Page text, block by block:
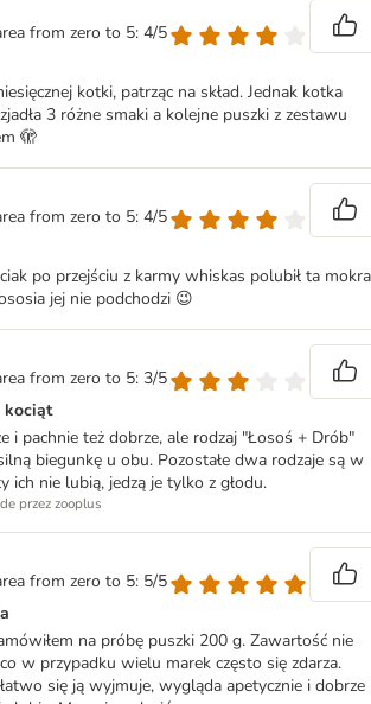
from zero to 5: 4/5
kotki, patrząc na skład. Jednak kotka
3 różne smaki a kolejne puszki z zestawu
🫣
from zero to 5: 4/5
po przejściu z karmy whiskas polubił ta mokra
jej nie podchodzi 😉
from zero to 5: 3/5
kociąt
i pachnie też dobrze, ale rodzaj "Łosoś + Drób"
biegunkę u obu. Pozostałe dwa rodzaje są w
ich nie lubią, jedzą je tylko z głodu.
przez zooplus
from zero to 5: 5/5
na próbę puszki 200 g. Zawartość nie
w przypadku wielu marek często się zdarza.
się ją wyjmuje, wygląda apetycznie i dobrze